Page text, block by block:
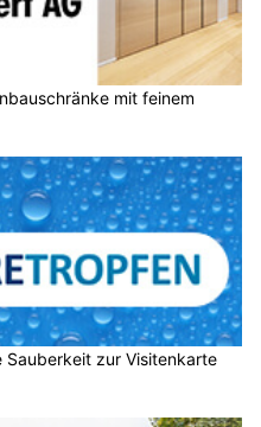
mit feinem
Sauberkeit zur Visitenkarte